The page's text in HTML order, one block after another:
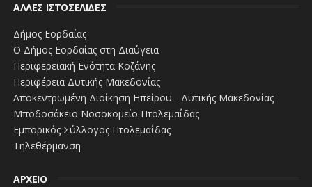
ΑΛΛΕΣ ΙΣΤΟΣΕΛΙΔΕΣ
Δήμος Εορδαίας
Ο Δήμος Εορδαίας στη Διαύγεια
Περιφερειακή Ενότητα Κοζάνης
Περιφέρεια Δυτικής Μακεδονίας
Αποκεντρωμένη Διοίκηση Ηπείρου - Δυτικής Μακεδονίας
Μποδοσάκειο Νοσοκομείο Πτολεμαΐδας
Εμπορικός Σύλλογος Πτολεμαΐδας
Τηλεθέρμανση
ΑΡΧΕΙΟ